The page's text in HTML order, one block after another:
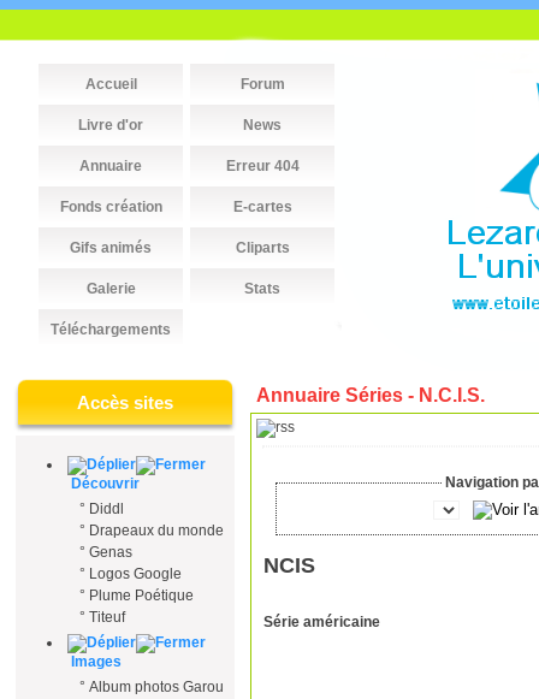
Accueil Forum
Livre d'or News
Annuaire Erreur 404
Fonds création E-cartes
Gifs animés Cliparts
Galerie Stats
Téléchargements
Accès sites
Découvrir
° Diddl
° Drapeaux du monde
° Genas
° Logos Google
° Plume Poétique
° Titeuf
Images
° Album photos Garou
Annuaire Séries - N.C.I.S.
Navigation
NCIS
Série américaine